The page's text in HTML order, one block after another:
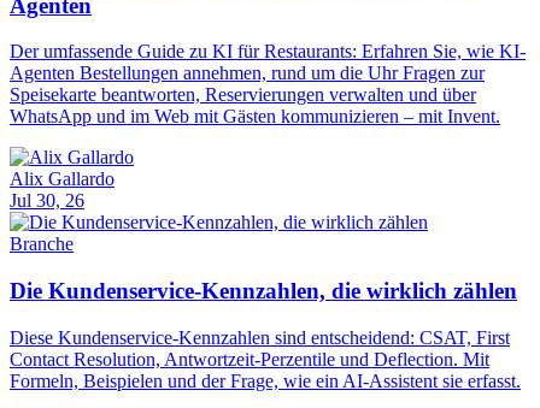
Der umfassende Guide zu KI für Restaurants: Erfahren Sie, wie KI-
Agenten Bestellungen annehmen, rund um die Uhr Fragen zur
Speisekarte beantworten, Reservierungen verwalten und über
WhatsApp und im Web mit Gästen kommunizieren – mit Invent.
Alix Gallardo
Jul 30, 26
Branche
Die Kundenservice-Kennzahlen, die wirklich zählen
Diese Kundenservice-Kennzahlen sind entscheidend: CSAT, First
Contact Resolution, Antwortzeit-Perzentile und Deflection. Mit
Formeln, Beispielen und der Frage, wie ein AI-Assistent sie erfasst.